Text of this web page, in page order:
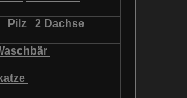
Pilz
2 Dachse